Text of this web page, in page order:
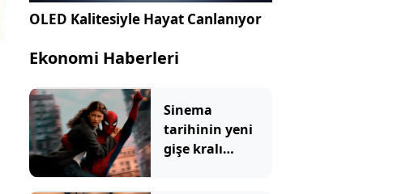
OLED Kalitesiyle Hayat Canlanıyor
Ekonomi Haberleri
Sinema
tarihinin yeni
gişe kralı